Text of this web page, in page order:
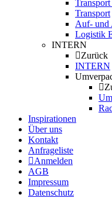
Transport
Auf- und
Logistik
INTERN
Zurück
INTERN
Inspirationen
Über uns
Kontakt
Anfrageliste
Anmelden
AGB
Impressum
Datenschutz